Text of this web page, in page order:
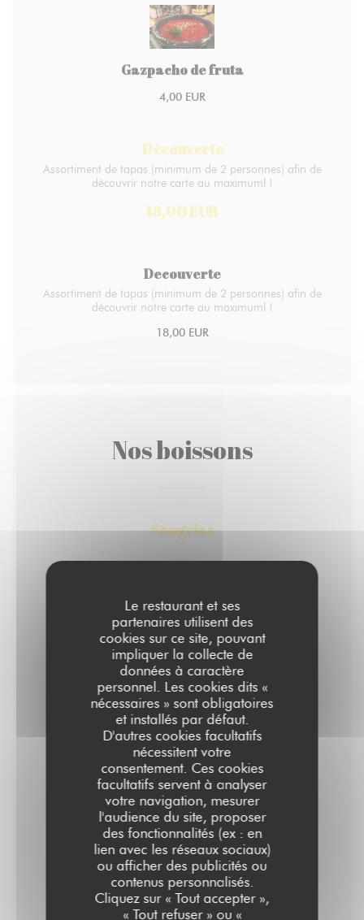
Le restaurant et ses
partenaires utilisent des
cookies sur ce site, pouvant
impliquer la collecte de
données à caractère
personnel. Les cookies dits «
nécessaires » sont obligatoires
et installés par défaut.
D'autres cookies facultatifs
nécessitent votre
consentement. Ces cookies
facultatifs servent à analyser
votre navigation, mesurer
l'audience du site, proposer
des fonctionnalités (ex : en
lien avec les réseaux sociaux)
ou afficher des publicités ou
contenus personnalisés.
Cliquez sur « Tout accepter »,
« Tout refuser » ou «
Gazpacho de fruta
4,00 EUR
Découverte
Assortiment de tapas (minimum de 2 personnes) afin de
découvrir notre carte au maximuml !
18,00 EUR
Decouverte
Assortiment de tapas (minimum de 2 personnes) afin de
découvrir notre carte au maximuml !
18,00 EUR
Nos boissons
Sangrias
5,00 EUR
30 Cl
1/2 litre de sangria rouge
9,00 EUR
Litre de sangria rouge
15,00 EUR
Apéritifs/ Aperitivos
Moscatel